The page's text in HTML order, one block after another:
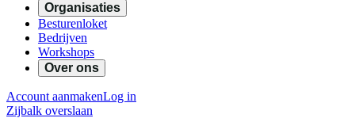
Organisaties
Besturenloket
Bedrijven
Workshops
Over ons
Account aanmakenLog in
Zijbalk overslaan